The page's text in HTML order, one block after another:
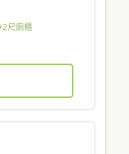
尺廁櫃